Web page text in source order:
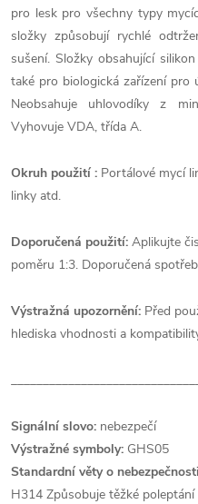
pro lesk pro všechny typy
složky způsobují rychlé
sušení. Složky obsahující
také pro biologická zařízení pro
Neobsahuje uhlovodíky z
Vyhovuje VDA, třída A.
Okruh použití : Portálové mycí
linky atd.
Doporučená použití: Aplikujte
poměru 1:3. Doporučená
Výstražná upozornění: Před
hlediska vhodnosti a
Signální slovo: nebezpečí
Výstražné symboly: GHS05
Standardní věty o
H314 Způsobuje těžké